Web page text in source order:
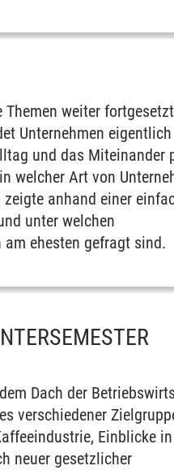
weiter
Unternehmen
und das Miteinander
welcher Art von
anhand einer
unter welchen
ehesten gefragt sind.
Dach der
verschiedener
Einblicke
neuer gesetzlicher